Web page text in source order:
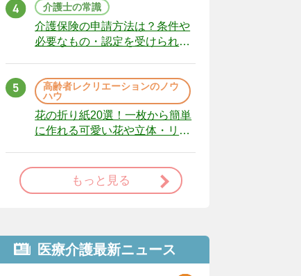
介護士の常識
介護保険の申請方法は？条件や
必要なもの・認定を受けられな
高齢者レクリエーションのノウ
ハウ
花の折り紙20選！一枚から簡単
に作れる可愛い花や立体・リー
もっと見る
医療介護最新ニュース